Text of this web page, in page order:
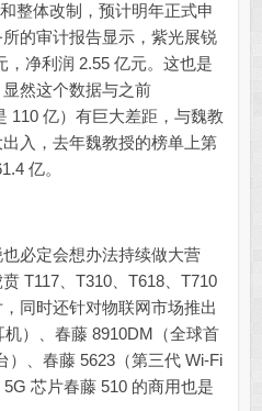
整体改制，预计明年正式申
的审计报告显示，紫光展锐
，净利润 2.55 亿元。这也是
然这个数据与之前
110 亿）有巨大差距，与魏教
入，去年魏教授的榜单上第
亿。
必定会想办法持续做大营
T117、T310、T618、T710
同时还针对物联网市场推出
）、春藤 8910DM（全球首
）、春藤 5623（第三代 Wi-Fi
芯片春藤 510 的商用也是